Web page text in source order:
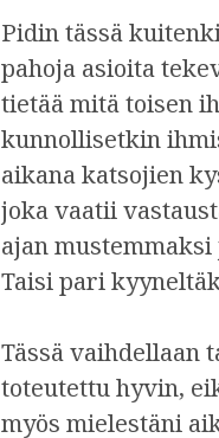
Pidin tässä
pahoja asioita
tietää mitä toisen
kunnollisetkin
aikana katsojien
joka vaatii
ajan
Taisi pari
Tässä vaihdellaan
toteutettu hyvin,
myös mielestäni